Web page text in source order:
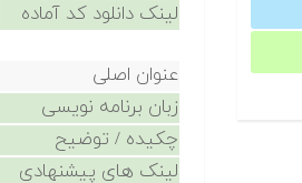
لینک دانلود کد آماده
عنوان اصلی
زبان برنامه نویسی
چکیده / توضیح
لینک های پیشنهادی